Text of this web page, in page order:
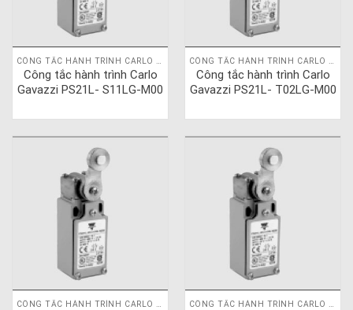
Công tắc hành trình Carlo
Gavazzi PS21L- S11LG-M00
Công tắc hành trình Carlo
Gavazzi PS21L- T02LG-M00